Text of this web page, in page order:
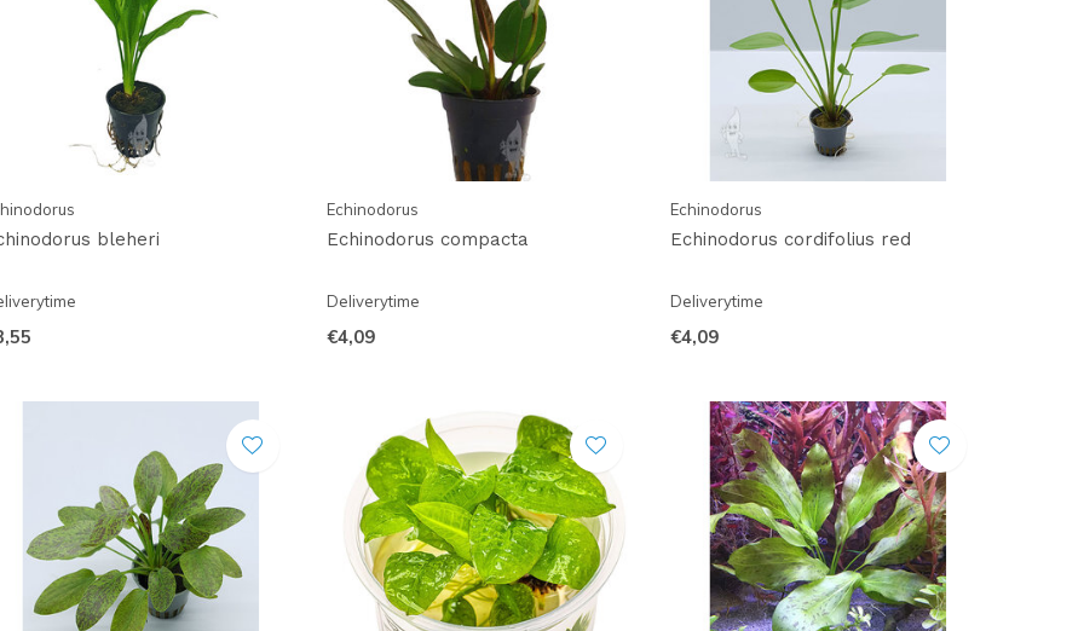
bleheri
Echinodorus
Echinodorus compacta
Deliverytime
€4,09
Echinodorus
Echinodorus cordifolius red
Deliverytime
€4,09